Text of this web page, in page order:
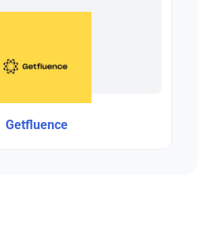
Getfluence